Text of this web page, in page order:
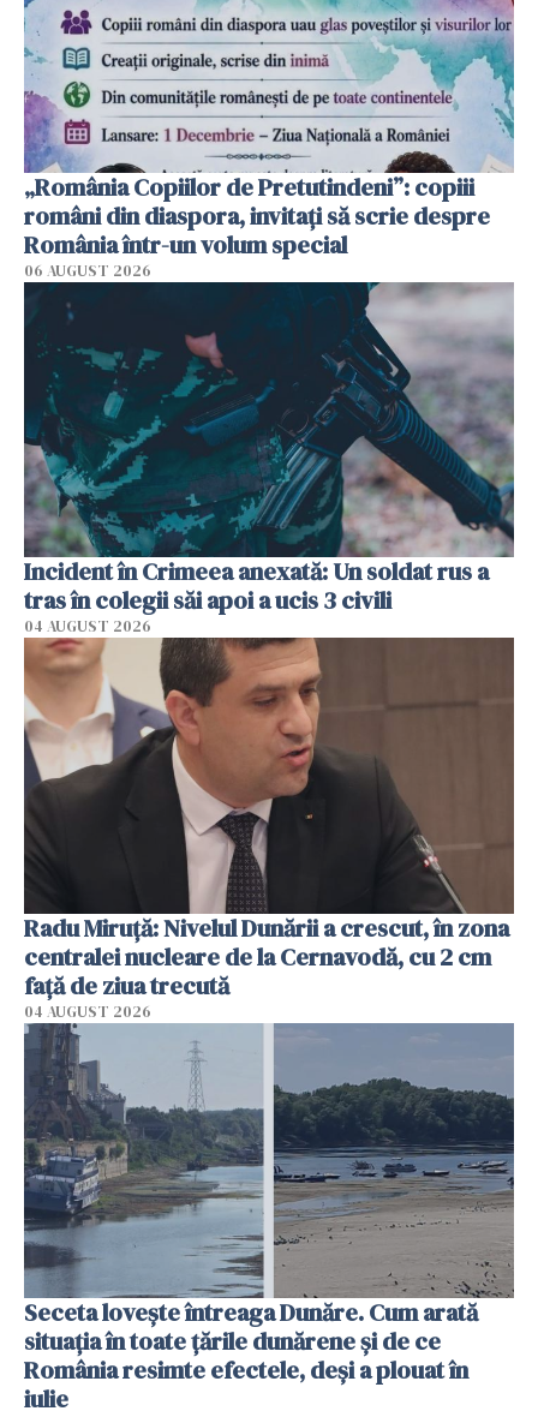
„România Copiilor de Pretutindeni”: copiii
români din diaspora, invitați să scrie despre
România într-un volum special
06 AUGUST 2026
Incident în Crimeea anexată: Un soldat rus a
tras în colegii săi apoi a ucis 3 civili
04 AUGUST 2026
Radu Miruţă: Nivelul Dunării a crescut, în zona
centralei nucleare de la Cernavodă, cu 2 cm
faţă de ziua trecută
04 AUGUST 2026
Seceta lovește întreaga Dunăre. Cum arată
situația în toate țările dunărene și de ce
România resimte efectele, deși a plouat în
iulie